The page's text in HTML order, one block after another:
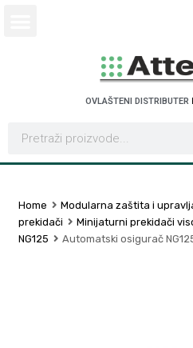
OVLAŠTENI DISTRIBUTER
Home Modularna zaštita i
prekidači
Minijaturni prekidači
NG125
Automatski osigurač